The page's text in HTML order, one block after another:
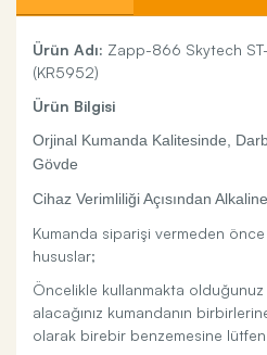
Ürün Adı: Zapp-866 Skytech
(KR5952)
Ürün Bilgisi
Orjinal Kumanda Kalitesinde,
Gövde
Cihaz Verimliliği Açısından
Kumanda siparişi vermeden
hususlar;
Öncelikle kullanmakta olduğunuz
alacağınız kumandanın
olarak birebir benzemesine